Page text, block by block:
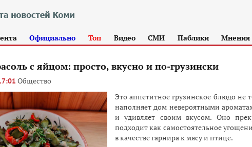
Официально Топ Видео СМИ Паблики Мнения
с яйцом: просто, вкусно и по-грузински
Общество
Это аппетитное грузинское блюдо не
наполняет дом невероятными
и удивляет своим вкусом. Оно
подходит как самостоятельное
в качестве гарнира к мясу и птице.